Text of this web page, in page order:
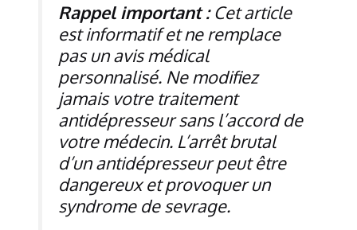
Rappel important :Cet article
est informatif et ne remplace
pas un avis médical
personnalisé. Ne modifiez
jamais votre traitement
antidépresseur sans l’accord de
votre médecin. L’arrêt brutal
d’un antidépresseur peut être
dangereux et provoquer un
syndrome de sevrage.